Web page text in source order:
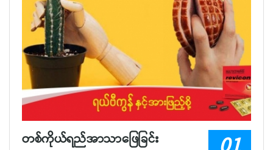
တစ်ကိုယ်ရည်အာသာဖြေခြင်း